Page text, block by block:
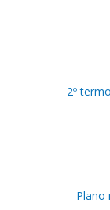
2º
Plano